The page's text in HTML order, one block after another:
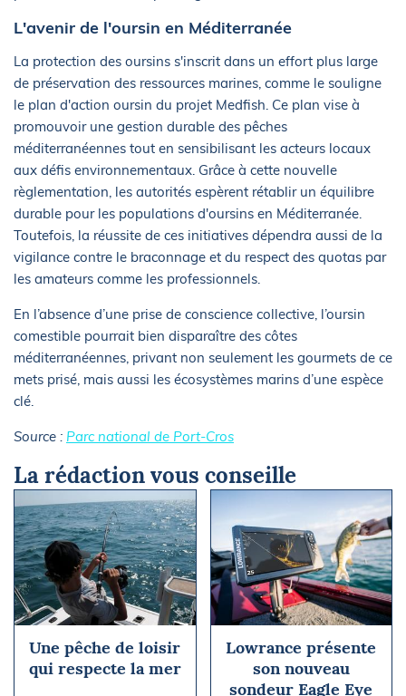
L'avenir de l'oursin en Méditerranée
La protection des oursins s'inscrit dans un effort plus large
de préservation des ressources marines, comme le souligne
le plan d'action oursin du projet Medfish. Ce plan vise à
promouvoir une gestion durable des pêches
méditerranéennes tout en sensibilisant les acteurs locaux
aux défis environnementaux. Grâce à cette nouvelle
règlementation, les autorités espèrent rétablir un équilibre
durable pour les populations d'oursins en Méditerranée.
Toutefois, la réussite de ces initiatives dépendra aussi de la
vigilance contre le braconnage et du respect des quotas par
les amateurs comme les professionnels.
En l’absence d’une prise de conscience collective, l’oursin
comestible pourrait bien disparaître des côtes
méditerranéennes, privant non seulement les gourmets de ce
mets prisé, mais aussi les écosystèmes marins d’une espèce
clé.
Source : Parc national de Port-Cros
La rédaction vous conseille
Une pêche de loisir
qui respecte la mer
Lowrance présente
son nouveau
sondeur Eagle Eye